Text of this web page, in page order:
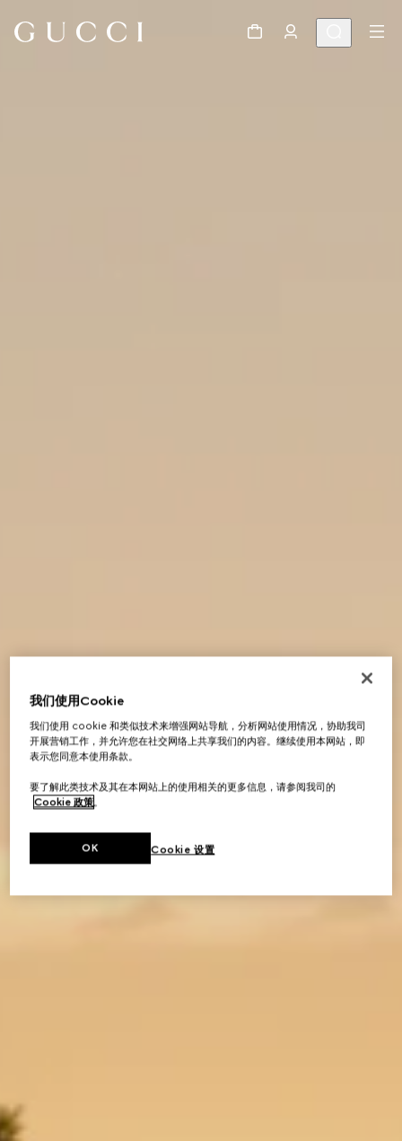
我们使用Cookie
我们使用 cookie 和类似技术来增强网站导航，分析网站使用情况，协助我司
开展营销工作，并允许您在社交网络上共享我们的内容。继续使用本网站，即
表示您同意本使用条款。
要了解此类技术及其在本网站上的使用相关的更多信息，请参阅我司的
Cookie 政策。
Cookie 设置
OK